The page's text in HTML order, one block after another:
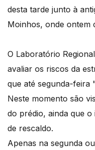
desta tarde junto à
Moinhos, onde ontem
O Laboratório
avaliar os riscos da
que até segunda-feira
Neste momento são
do prédio, ainda que
de rescaldo.
Apenas na segunda